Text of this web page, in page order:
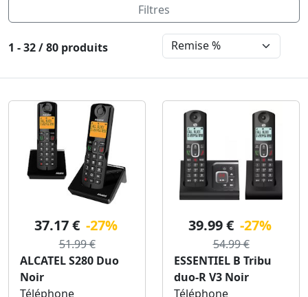
Filtres
1 - 32 / 80 produits
37.17 € -27%
51.99 €
ALCATEL S280 Duo
Noir
Téléphone
39.99 € -27%
54.99 €
ESSENTIEL B Tribu
duo-R V3 Noir
Téléphone